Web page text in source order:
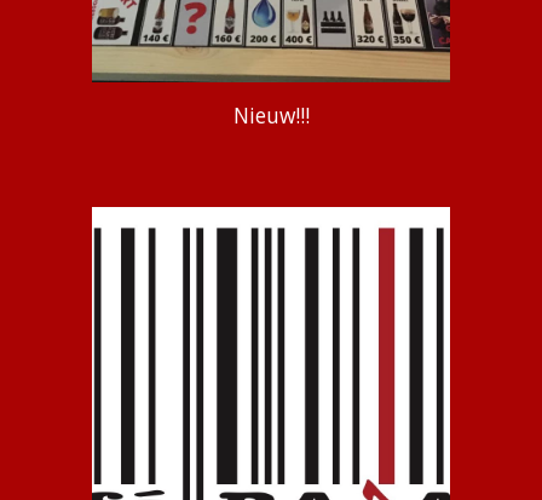
Nieuw!!!